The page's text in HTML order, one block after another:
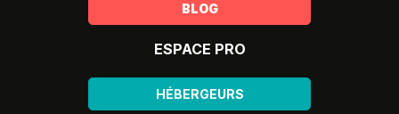
BLOG
ESPACE PRO
HÉBERGEURS